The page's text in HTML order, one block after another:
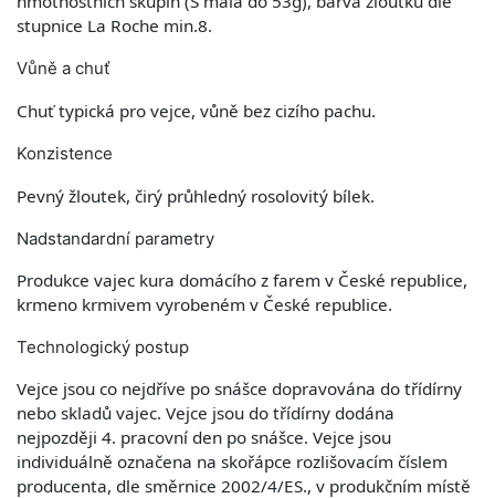
stupnice La Roche min.8.
Vůně a chuť
Chuť typická pro vejce, vůně bez cizího pachu.
Konzistence
Pevný žloutek, čirý průhledný rosolovitý bílek.
Nadstandardní parametry
Produkce vajec kura domácího z farem v České republice,
krmeno krmivem vyrobeném v České republice.
Technologický postup
Vejce jsou co nejdříve po snášce dopravována do třídírny
nebo skladů vajec. Vejce jsou do třídírny dodána
nejpozději 4. pracovní den po snášce. Vejce jsou
individuálně označena na skořápce rozlišovacím číslem
producenta, dle směrnice 2002/4/ES., v produkčním místě